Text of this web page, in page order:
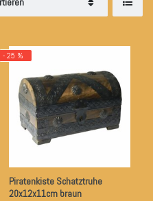
- 25 %
Piratenkiste Schatztruhe
20x12x11cm braun